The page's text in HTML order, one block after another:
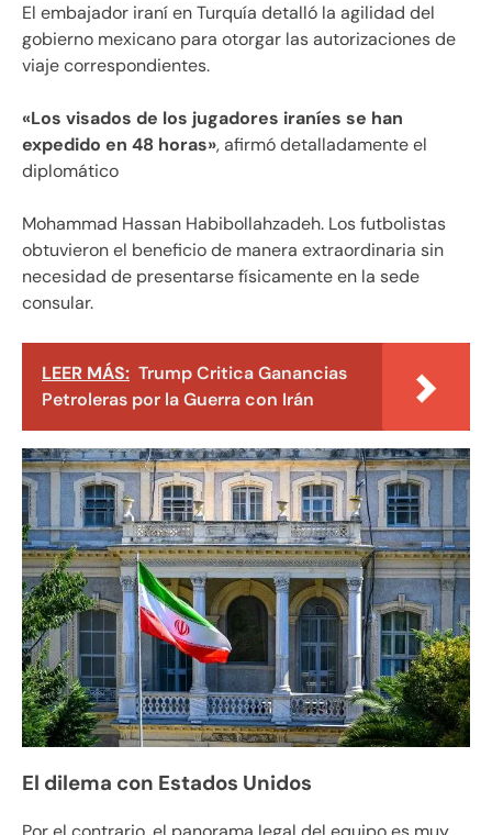
El embajador iraní en Turquía detalló la agilidad del
gobierno mexicano para otorgar las autorizaciones de
viaje correspondientes.
«Los visados de los jugadores iraníes se han
expedido en 48 horas», afirmó detalladamente el
diplomático
Mohammad Hassan Habibollahzadeh. Los futbolistas
obtuvieron el beneficio de manera extraordinaria sin
necesidad de presentarse físicamente en la sede
consular.
LEER MÁS: Trump Critica Ganancias
Petroleras por la Guerra con Irán
El dilema con Estados Unidos